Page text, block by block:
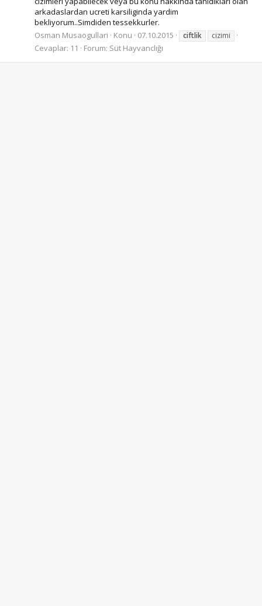
arkadaslardan ucreti karsiliginda yardim
bekliyorum..Simdiden tessekkurler.
Osman Musaogullari
Konu 07.10.2015 ciftlik cizimi
Cevaplar: 11 Forum: Süt Hayvanclığı